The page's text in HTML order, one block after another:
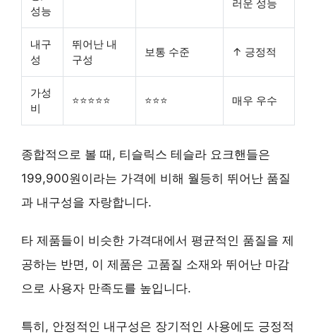
성능
러운 성능
내구
성
뛰어난 내
구성
보통 수준 ↑ 긍정적
가성
비
⭐⭐⭐⭐⭐ ⭐⭐⭐ 매우 우수
종합적으로 볼 때, 티슬릭스 테슬라 요크핸들은
199,900원이라는 가격에 비해 월등히 뛰어난 품질
과 내구성을 자랑합니다.
타 제품들이 비슷한 가격대에서 평균적인 품질을 제
공하는 반면, 이 제품은 고품질 소재와 뛰어난 마감
으로 사용자 만족도를 높입니다.
특히, 안정적인 내구성은 장기적인 사용에도 긍정적